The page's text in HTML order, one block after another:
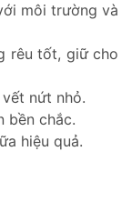
môi trường và
rêu tốt, giữ cho
nứt nhỏ.
bền chắc.
hiệu quả.